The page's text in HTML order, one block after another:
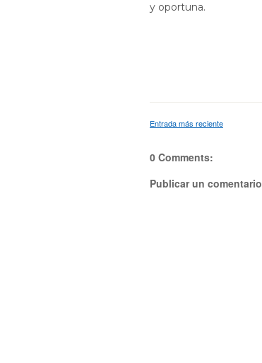
y oportuna.
Entrada más reciente
0 Comments:
Publicar un comentario